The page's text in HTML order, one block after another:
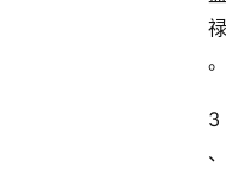
禄
。
3
、